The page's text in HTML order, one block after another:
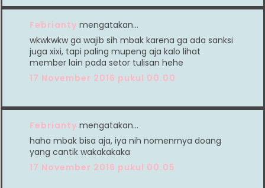
Febrianty mengatakan…
wkwkwkw ga wajib sih mbak karena ga ada sanksi
juga xixi, tapi paling mupeng aja kalo lihat
member lain pada setor tulisan hehe
17 November 2016 pukul 00.00
Febrianty mengatakan…
haha mbak bisa aja, iya nih nomenrnya doang
yang cantik wakakakaka
17 November 2016 pukul 00.05